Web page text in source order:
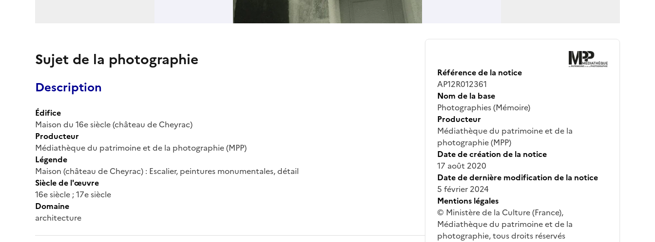
Sujet de la photographie
Description
Édifice
Maison du 16e siècle (château de Cheyrac)
Producteur
Médiathèque du patrimoine et de la photographie (MPP)
Légende
Maison (château de Cheyrac) : Escalier, peintures monumentales, détail
Siècle de l'œuvre
16e siècle ; 17e siècle
Domaine
architecture
Référence de la notice
AP12R012361
Nom de la base
Photographies (Mémoire)
Producteur
Médiathèque du patrimoine et de la
photographie (MPP)
Date de création de la notice
17 août 2020
Date de dernière modification de la notice
5 février 2024
Mentions légales
© Ministère de la Culture (France),
Médiathèque du patrimoine et de la
photographie, tous droits réservés